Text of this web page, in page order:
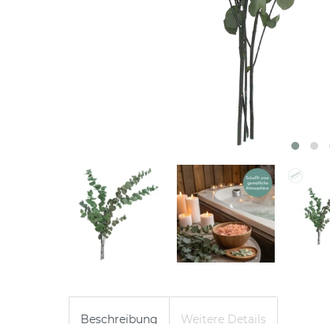
Beschreibung Weitere Details